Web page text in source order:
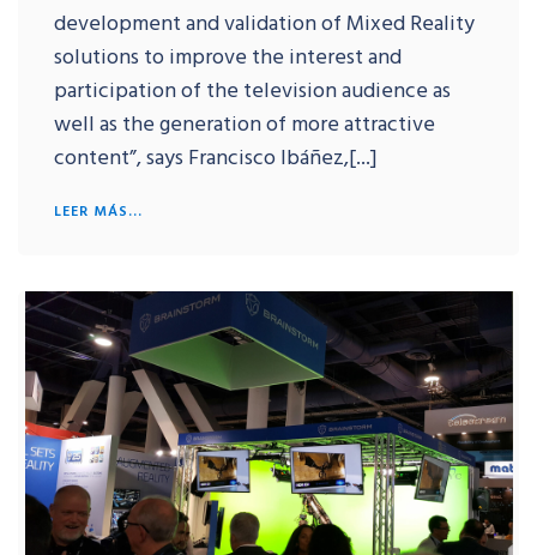
development and validation of Mixed Reality
solutions to improve the interest and
participation of the television audience as
well as the generation of more attractive
content”, says Francisco Ibáñez,[...]
LEER MÁS...